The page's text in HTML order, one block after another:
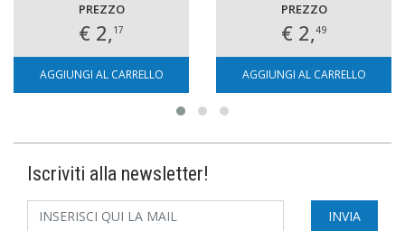
PREZZO
€ 2,17
AGGIUNGI AL CARRELLO
PREZZO
€ 2,49
AGGIUNGI AL CARRELLO
Iscriviti alla newsletter!